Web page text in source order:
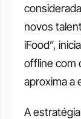
novos
iFood”,
offline com
aproxima a
A